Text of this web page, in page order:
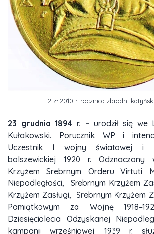
2 zł 2010 r. rocznica zbrodni
23 grudnia 1894 r. –urodził się we
Kułakowski. Porucznik WP i
Uczestnik I wojny światowej i
bolszewickiej 1920 r.
Krzyżem Srebrnym Orderu Virtuti
Niepodległości, Srebrnym Krzyżem
Krzyżem Zasługi, Srebrnym Krzyżem
Pamiątkowym za Wojnę
Dziesięciolecia Odzyskanej
kampanii wrześniowej 1939 r.